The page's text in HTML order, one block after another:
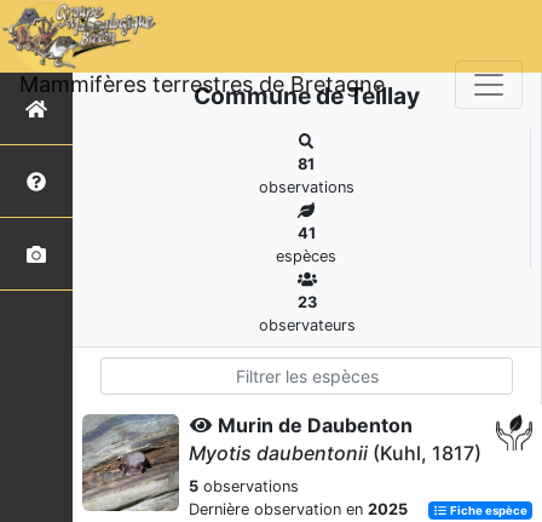
Mammifères terrestres de Bretagne
Commune de Teillay
81
observations
41
espèces
23
observateurs
Murin de Daubenton
Myotis daubentonii (Kuhl, 1817)
5 observations
Dernière observation en 2025 Fiche espèce